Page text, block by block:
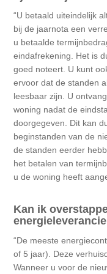
U betaald uiteindelijk
bij de jaarnota een
u betaalde
eindafrekening. Het is
goed noteert. U kunt
ervoor dat de standen
leesbaar zijn. U
woning nadat de
doorgegeven. Dit kan
beginstanden van de
de standen eerder
het betalen van
u de woning heeft
Kan ik
De meeste
of 5 jaar). Deze
Wanneer u voor de